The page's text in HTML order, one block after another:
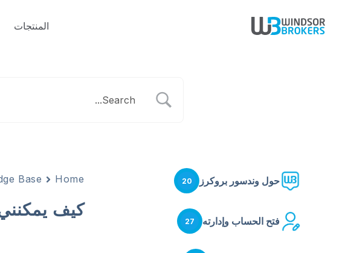
المنتجات
حول وندسور بروكرز 20
فتح الحساب وإدارته 27
Home
Base
كيف يمكنني تنزيل